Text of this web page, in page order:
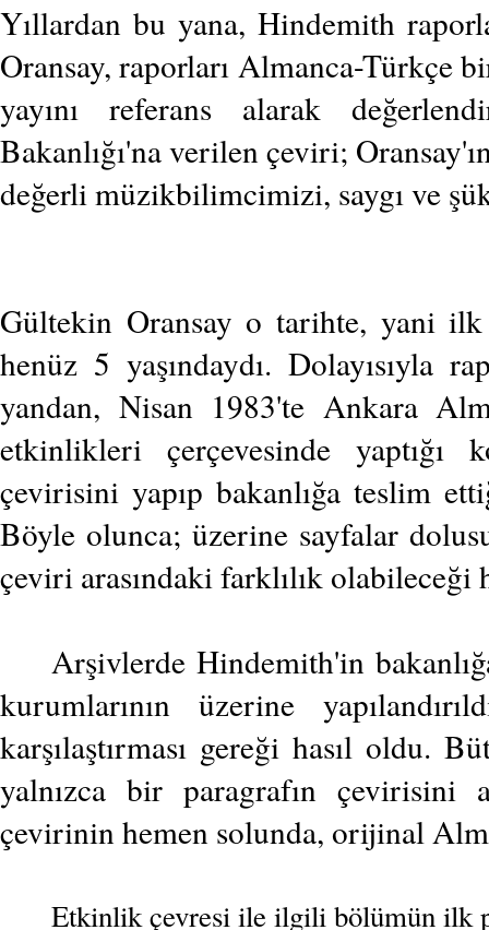
Yıllardan bu yana, Hindemith
Oransay, raporları Almanca-Türkçe
yayını referans alarak
Bakanlığı'na verilen çeviri;
değerli müzikbilimcimizi, saygı ve
Gültekin Oransay o tarihte, yani
henüz 5 yaşındaydı. Dolayısıyla
yandan, Nisan 1983'te Ankara
etkinlikleri çerçevesinde yaptığı
çevirisini yapıp bakanlığa teslim
Böyle olunca; üzerine sayfalar
çeviri arasındaki farklılık
Arşivlerde Hindemith'in
kurumlarının üzerine
karşılaştırması gereği hasıl oldu.
yalnızca bir paragrafın çevirisini
çevirinin hemen solunda, orijinal
Etkinlik çevresi ile ilgili bölümün ilk